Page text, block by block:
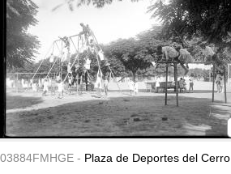
03884FMHGE - Plaza de Deportes del Cerro.